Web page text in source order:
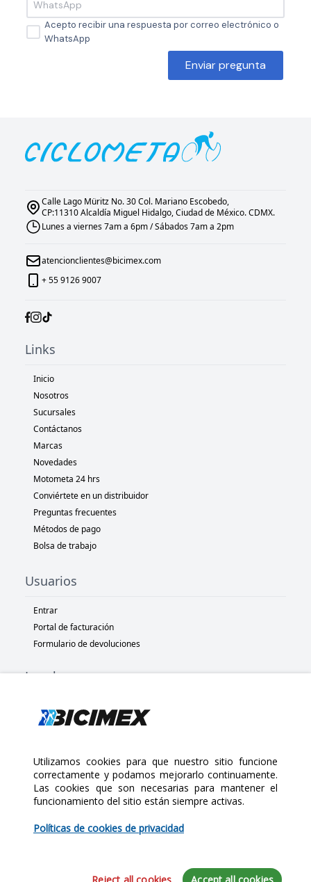
$25.00
Acepto recibir una respuesta por correo electrónico o
WhatsApp
Enviar pregunta
Calle Lago Müritz No. 30 Col. Mariano Escobedo,
CP:11310 Alcaldía Miguel Hidalgo, Ciudad de México. CDMX.
Lunes a viernes 7am a 6pm / Sábados 7am a 2pm
atencionclientes@bicimex.com
+ 55 9126 9007
Links
Inicio
Nosotros
Sucursales
Contáctanos
Marcas
Novedades
Motometa 24 hrs
Conviértete en un distribuidor
Preguntas frecuentes
Métodos de pago
Bolsa de trabajo
Usuarios
Entrar
Portal de facturación
Formulario de devoluciones
Legal
Políticas de privacidad
Políticas de devolución
Copyright 2025 Bicimex®. All rights reserved. Today is Sábado,
Agosto 8, 2026
Utilizamos cookies para que nuestro sitio funcione
correctamente y podamos mejorarlo continuamente.
Las cookies que son necesarias para mantener el
funcionamiento del sitio están siempre activas.
Políticas de cookies de privacidad